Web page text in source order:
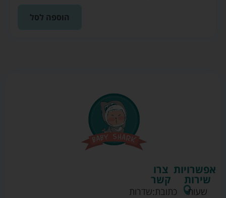
הוספה לסל
צרו
קשר
כתובת:שדרות
אפשרויות
שירות
שעות